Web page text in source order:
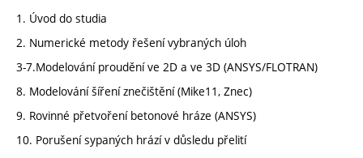
1. Úvod do studia
2. Numerické metody řešení vybraných úloh
3-7.Modelování proudění ve 2D a ve 3D (ANSYS/FLOTRAN)
8. Modelování šíření znečištění (Mike11, Znec)
9. Rovinné přetvoření betonové hráze (ANSYS)
10. Porušení sypaných hrází v důsledu přelití